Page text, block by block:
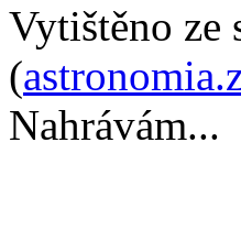
Vytištěno ze
(
Nahrávám...